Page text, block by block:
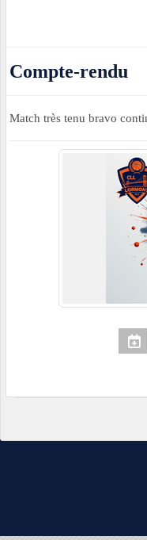
Compte-rendu
Match très tenu bravo